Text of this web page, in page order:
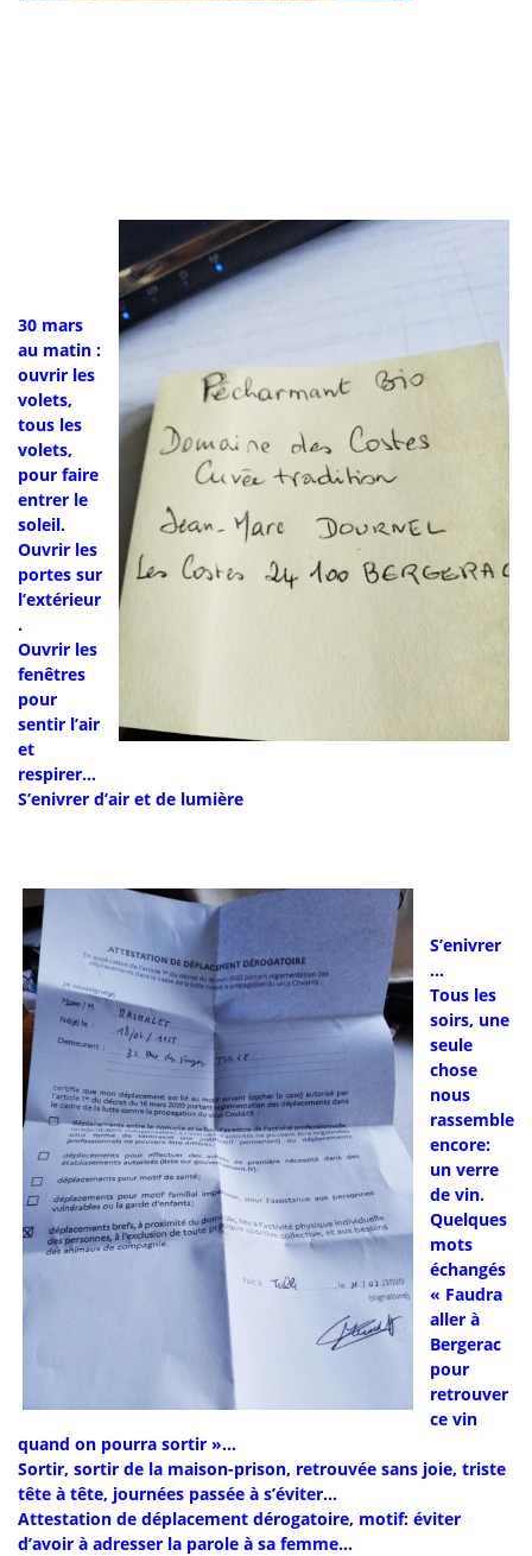
30 mars
au matin :
ouvrir les
volets,
tous les
volets,
pour faire
entrer le
soleil.
Ouvrir les
portes sur
l’extérieur
.
Ouvrir les
fenêtres
pour
sentir l’air
et
respirer…
S’enivrer d’air et de lumière
S’enivrer
…
Tous les
soirs, une
seule
chose
nous
rassemble
encore:
un verre
de vin.
Quelques
mots
échangés
« Faudra
aller à
Bergerac
pour
retrouver
ce vin
quand on pourra sortir »…
Sortir, sortir de la maison-prison, retrouvée sans joie, triste
tête à tête, journées passée à s’éviter…
Attestation de déplacement dérogatoire, motif: éviter
d’avoir à adresser la parole à sa femme…